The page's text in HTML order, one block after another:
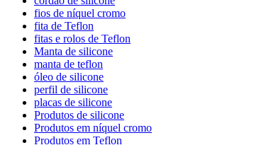
fios de níquel cromo
fita de Teflon
fitas e rolos de Teflon
Manta de silicone
manta de teflon
óleo de silicone
perfil de silicone
placas de silicone
Produtos de silicone
Produtos em níquel cromo
Produtos em Teflon